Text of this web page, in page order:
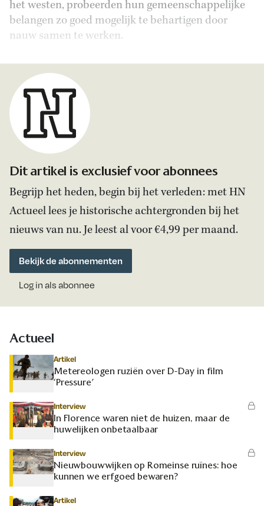
het westen, probeerden hun gemeenschappelijke
belangen zo goed mogelijk te behartigen door
nauw samen te werken.
Dit artikel is exclusief voor abonnees
Begrijp het heden, begin bij het verleden: met HN
Actueel lees je historische achtergronden bij het
nieuws van nu. Je leest al voor €4,99 per maand.
Bekijk de abonnementen
Log in als abonnee
Actueel
Artikel
Metereologen ruziën over D-Day in film
‘Pressure’
Interview
In Florence waren niet de huizen, maar de
huwelijken onbetaalbaar
Interview
Nieuwbouwwijken op Romeinse ruïnes: hoe
kunnen we erfgoed bewaren?
Artikel